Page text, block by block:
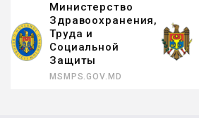
Министерство
Здравоохранения,
Труда и
Социальной
Защиты
MSMPS.GOV.MD